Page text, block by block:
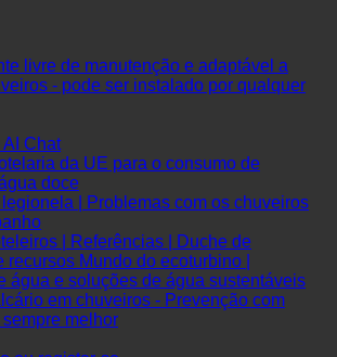
livre de manutenção e adaptável a
- pode ser instalado por qualquer
Chat
da UE para o consumo de
doce
| Problemas com os chuveiros
| Referências | Duche de
recursos Mundo do ecoturbino |
água e soluções de água sustentáveis
em chuveiros - Prevenção com
melhor